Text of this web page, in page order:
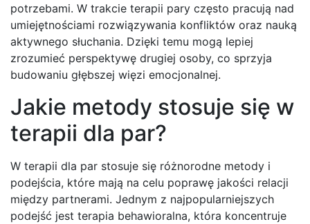
potrzebami. W trakcie terapii pary często pracują nad
umiejętnościami rozwiązywania konfliktów oraz nauką
aktywnego słuchania. Dzięki temu mogą lepiej
zrozumieć perspektywę drugiej osoby, co sprzyja
budowaniu głębszej więzi emocjonalnej.
Jakie metody stosuje się w
terapii dla par?
W terapii dla par stosuje się różnorodne metody i
podejścia, które mają na celu poprawę jakości relacji
między partnerami. Jednym z najpopularniejszych
podejść jest terapia behawioralna, która koncentruje